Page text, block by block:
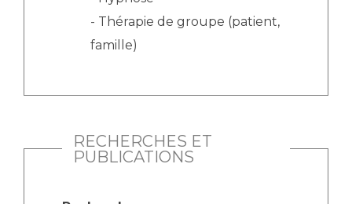
- Thérapie de groupe (patient,
famille)
RECHERCHES ET
PUBLICATIONS